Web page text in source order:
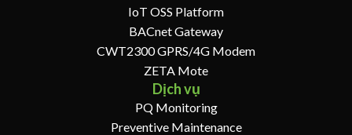
IoT OSS Platform
BACnet Gateway
CWT2300 GPRS/4G Modem
ZETA Mote
Dịch vụ
PQ Monitoring
Preventive Maintenance